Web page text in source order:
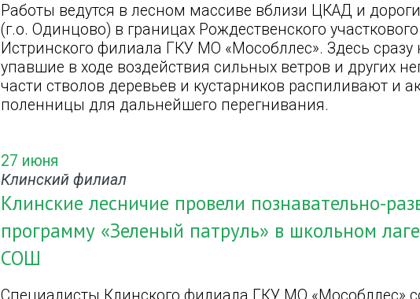
Работы ведутся в лесном массиве вблизи ЦКАД и
(г.о. Одинцово) в границах Рождественского
Истринского филиала ГКУ МО «Мособллес». Здесь сразу
упавшие в ходе воздействия сильных ветров и других
части стволов деревьев и кустарников распиливают и
поленницы для дальнейшего перегнивания.
27 июня
Клинский филиал
Клинские лесничие провели познавательно-
программу «Зеленый патруль» в школьном
СОШ
Специалисты Клинского филиала ГКУ МО «Мособллес»